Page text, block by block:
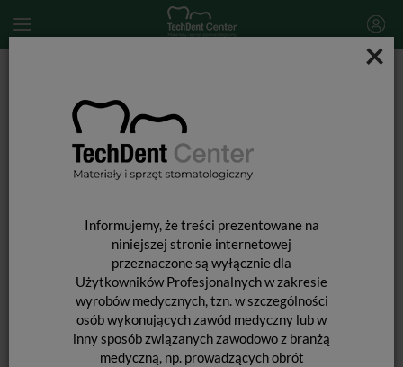
×
Informujemy, że treści prezentowane na
niniejszej stronie internetowej
przeznaczone są wyłącznie dla
Użytkowników Profesjonalnych w zakresie
wyrobów medycznych, tzn. w szczególności
osób wykonujących zawód medyczny lub w
inny sposób związanych zawodowo z branżą
medyczną, np. prowadzących obrót
Końcówka do skalera Woodpecker (standard SIRONA) / PS4